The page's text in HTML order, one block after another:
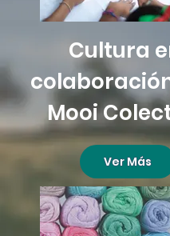
Cultura
Mooi
Ver Más